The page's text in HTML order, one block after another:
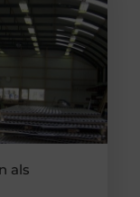
als